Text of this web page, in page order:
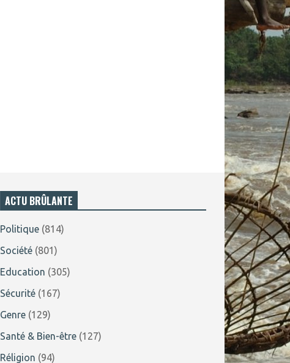
ACTU BRÛLANTE
Politique (814)
Société (801)
Education (305)
Sécurité (167)
Genre (129)
Santé & Bien-être (127)
Réligion (94)